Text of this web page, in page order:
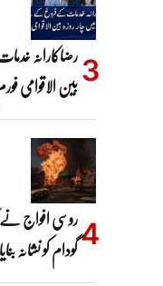
رضاکارانہ
بین الاقوامی
روسی افواج
گودام کو نشانہ بنایا